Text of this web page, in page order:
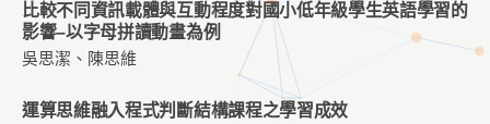
比較不同資訊載體與互動程度對國小低年級學生英語學習的
影響–以字母拼讀動畫為例
吳思潔、陳思維
運算思維融入程式判斷結構課程之學習成效